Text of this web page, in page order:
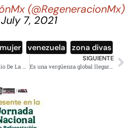
(@RegeneracionMx)
July 7, 2021
mujer venezuela zona divas
#Opinión: El Monopolio De La Verdad (Epílogo)
SIGUIENTE
Es una vergüenza global llegar a 5 millones de muertes por Covid: ONU